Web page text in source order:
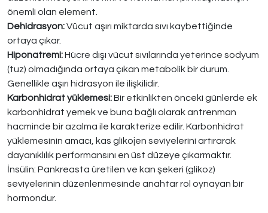
önemli olan element.
Dehidrasyon:Vücut aşırı miktarda sıvı kaybettiğinde
ortaya çıkar.
Hiponatremi:Hücre dışı vücut sıvılarında yeterince sodyum
(tuz) olmadığında ortaya çıkan metabolik bir durum.
Genellikle aşırı hidrasyon ile ilişkilidir.
Karbonhidrat yüklemesi:Bir etkinlikten önceki günlerde ek
karbonhidrat yemek ve buna bağlı olarak antrenman
hacminde bir azalma ile karakterize edilir. Karbonhidrat
yüklemesinin amacı, kas glikojen seviyelerini artırarak
dayanıklılık performansını en üst düzeye çıkarmaktır.
İnsülin: Pankreasta üretilen ve kan şekeri (glikoz)
seviyelerinin düzenlenmesinde anahtar rol oynayan bir
hormondur.